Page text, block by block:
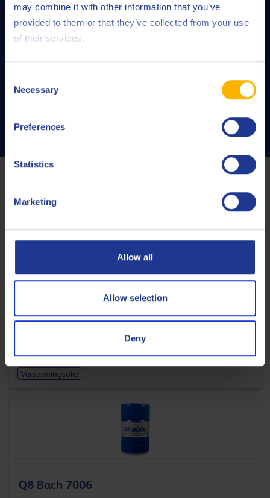
may combine it with other information that you’ve
provided to them or that they’ve collected from your use
of their services.
Selection
Necessary
Preferences
Statistics
Marketing
Allow all
Allow selection
Deny
Apparatuur voor vloeistof onderhoud
Hoogkwalitatieve volle snijolie met verbeterd veiligheidsprofiel
Verspaningsolie
Q8 Bach 7006